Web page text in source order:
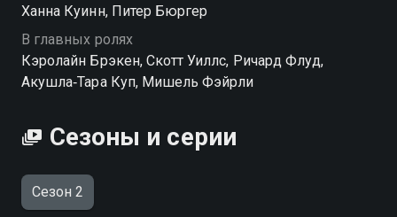
Ханна Куинн, Питер Бюргер
В главных ролях
Кэролайн Брэкен, Скотт Уиллс, Ричард Флуд,
Акушла‑Тара Куп, Мишель Фэйрли
Сезоны и серии
Сезон 2